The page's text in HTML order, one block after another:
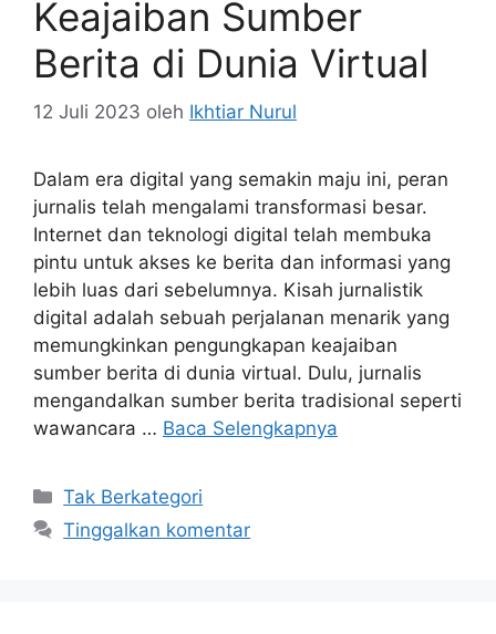
Keajaiban Sumber
Berita di Dunia Virtual
12 Juli 2023 oleh Ikhtiar Nurul
Dalam era digital yang semakin maju ini, peran
jurnalis telah mengalami transformasi besar.
Internet dan teknologi digital telah membuka
pintu untuk akses ke berita dan informasi yang
lebih luas dari sebelumnya. Kisah jurnalistik
digital adalah sebuah perjalanan menarik yang
memungkinkan pengungkapan keajaiban
sumber berita di dunia virtual. Dulu, jurnalis
mengandalkan sumber berita tradisional seperti
wawancara … Baca Selengkapnya
Kategori
Tak Berkategori
Tinggalkan komentar